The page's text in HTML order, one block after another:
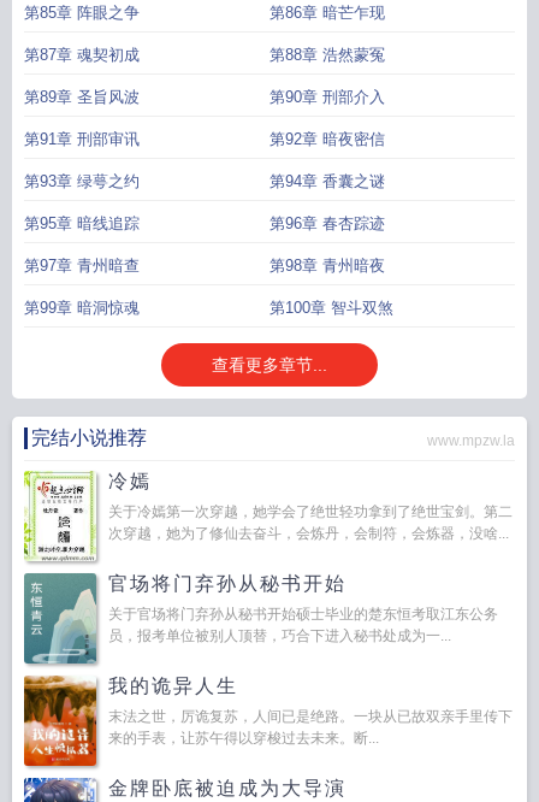
第85章 阵眼之争 第86章 暗芒乍现
第87章 魂契初成 第88章 浩然蒙冤
第89章 圣旨风波 第90章 刑部介入
第91章 刑部审讯 第92章 暗夜密信
第93章 绿萼之约 第94章 香囊之谜
第95章 暗线追踪 第96章 春杏踪迹
第97章 青州暗查 第98章 青州暗夜
第99章 暗洞惊魂 第100章 智斗双煞
查看更多章节...
完结小说推荐 www.mpzw.la
冷嫣
关于冷嫣第一次穿越，她学会了绝世轻功拿到了绝世宝剑。第二
次穿越，她为了修仙去奋斗，会炼丹，会制符，会炼器，没啥...
官场将门弃孙从秘书开始
关于官场将门弃孙从秘书开始硕士毕业的楚东恒考取江东公务
员，报考单位被别人顶替，巧合下进入秘书处成为一...
我的诡异人生
末法之世，厉诡复苏，人间已是绝路。一块从已故双亲手里传下
来的手表，让苏午得以穿梭过去未来。断...
金牌卧底被迫成为大导演